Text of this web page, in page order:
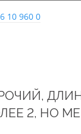
10 960 0
2, НО